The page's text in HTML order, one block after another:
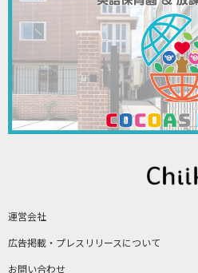
運営会社
広告掲載・プレスリリースについて
お問い合わせ